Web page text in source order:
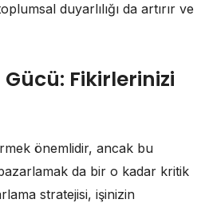
duyarlılığı da artırır ve
Fikirlerinizi
önemlidir, ancak bu
da bir o kadar kritik
stratejisi, işinizin